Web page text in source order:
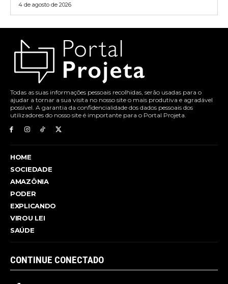
4 de agosto de 2026
Todas as suas informações pessoais recolhidas, serão usadas para o
ajudar a tornar a sua visita no nosso site o mais produtiva e agradável
possível. A garantia da confidencialidade dos dados pessoais dos
utilizadores do nosso site é importante para o Portal Projeta.
HOME
SOCIEDADE
AMAZÔNIA
PODER
EXPLICANDO
VIROU LEI
SAÚDE
CONTINUE CONECTADO